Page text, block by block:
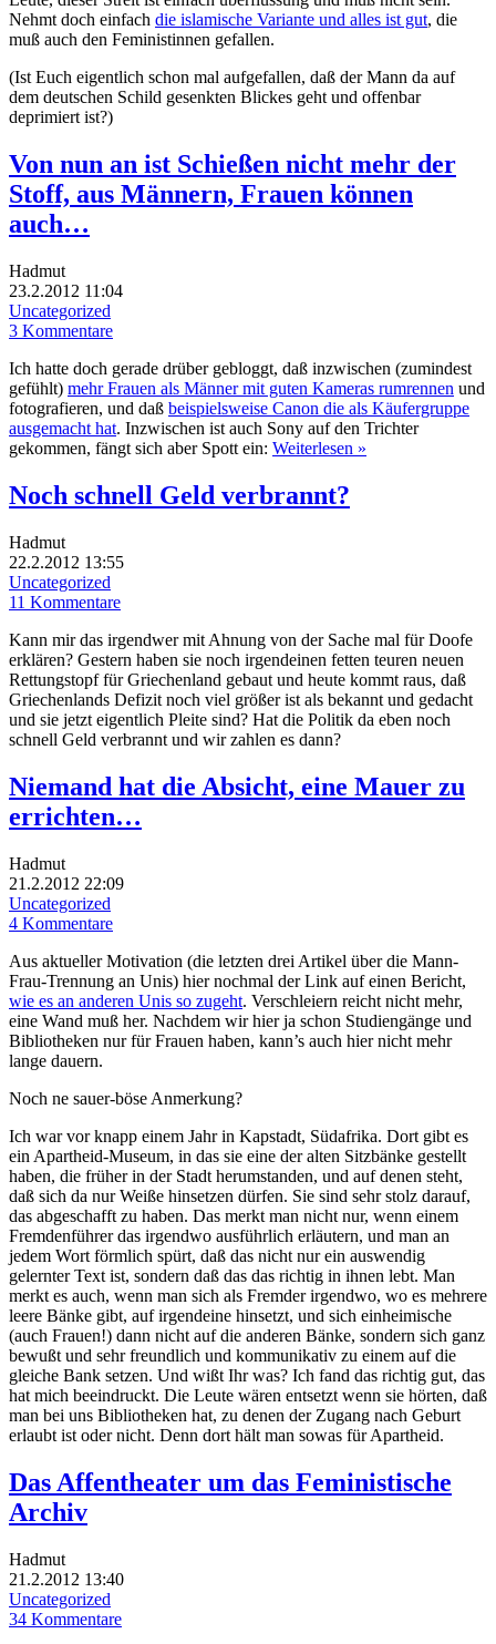
Nehmt doch einfach die islamische Variante und alles ist gut, die
muß auch den Feministinnen gefallen.
(Ist Euch eigentlich schon mal aufgefallen, daß der Mann da auf
dem deutschen Schild gesenkten Blickes geht und offenbar
deprimiert ist?)
Von nun an ist Schießen nicht mehr der
Stoff, aus Männern, Frauen können
auch…
Hadmut
23.2.2012 11:04
Uncategorized
3 Kommentare
Ich hatte doch gerade drüber gebloggt, daß inzwischen (zumindest
gefühlt) mehr Frauen als Männer mit guten Kameras rumrennen und
fotografieren, und daß beispielsweise Canon die als Käufergruppe
ausgemacht hat. Inzwischen ist auch Sony auf den Trichter
gekommen, fängt sich aber Spott ein: Weiterlesen »
Noch schnell Geld verbrannt?
Hadmut
22.2.2012 13:55
Uncategorized
11 Kommentare
Kann mir das irgendwer mit Ahnung von der Sache mal für Doofe
erklären? Gestern haben sie noch irgendeinen fetten teuren neuen
Rettungstopf für Griechenland gebaut und heute kommt raus, daß
Griechenlands Defizit noch viel größer ist als bekannt und gedacht
und sie jetzt eigentlich Pleite sind? Hat die Politik da eben noch
schnell Geld verbrannt und wir zahlen es dann?
Niemand hat die Absicht, eine Mauer zu
errichten…
Hadmut
21.2.2012 22:09
Uncategorized
4 Kommentare
Aus aktueller Motivation (die letzten drei Artikel über die Mann-
Frau-Trennung an Unis) hier nochmal der Link auf einen Bericht,
wie es an anderen Unis so zugeht. Verschleiern reicht nicht mehr,
eine Wand muß her. Nachdem wir hier ja schon Studiengänge und
Bibliotheken nur für Frauen haben, kann’s auch hier nicht mehr
lange dauern.
Noch ne sauer-böse Anmerkung?
Ich war vor knapp einem Jahr in Kapstadt, Südafrika. Dort gibt es
ein Apartheid-Museum, in das sie eine der alten Sitzbänke gestellt
haben, die früher in der Stadt herumstanden, und auf denen steht,
daß sich da nur Weiße hinsetzen dürfen. Sie sind sehr stolz darauf,
das abgeschafft zu haben. Das merkt man nicht nur, wenn einem
Fremdenführer das irgendwo ausführlich erläutern, und man an
jedem Wort förmlich spürt, daß das nicht nur ein auswendig
gelernter Text ist, sondern daß das das richtig in ihnen lebt. Man
merkt es auch, wenn man sich als Fremder irgendwo, wo es mehrere
leere Bänke gibt, auf irgendeine hinsetzt, und sich einheimische
(auch Frauen!) dann nicht auf die anderen Bänke, sondern sich ganz
bewußt und sehr freundlich und kommunikativ zu einem auf die
gleiche Bank setzen. Und wißt Ihr was? Ich fand das richtig gut, das
hat mich beeindruckt. Die Leute wären entsetzt wenn sie hörten, daß
man bei uns Bibliotheken hat, zu denen der Zugang nach Geburt
erlaubt ist oder nicht. Denn dort hält man sowas für Apartheid.
Das Affentheater um das Feministische
Archiv
Hadmut
21.2.2012 13:40
Uncategorized
34 Kommentare